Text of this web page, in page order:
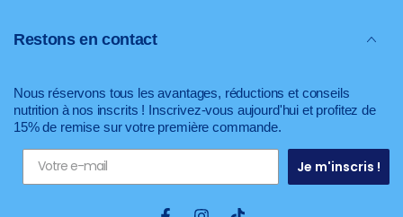
Restons en contact
Nous réservons tous les avantages, réductions et conseils
nutrition à nos inscrits ! Inscrivez-vous aujourd'hui et profitez de
15% de remise sur votre première commande.
Je m'inscris !